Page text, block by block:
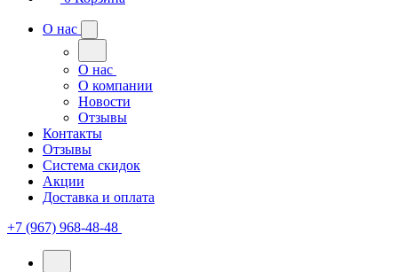
О нас
О нас
О компании
Новости
Отзывы
Контакты
Отзывы
Система скидок
Акции
Доставка и оплата
+7 (967) 968-48-48